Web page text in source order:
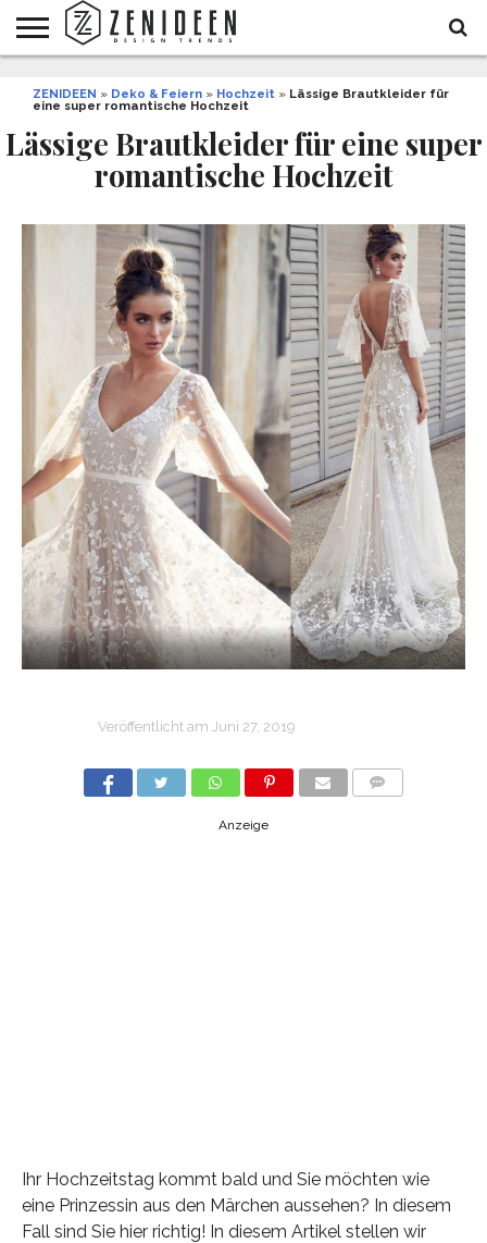
INNENDESIGN
ARCHITEKTUR
GARTEN
UND
LIFESTYLE
DEKO
&
DIY
STYLE
REZEPTE
GESUNDHEIT
WEIHNACHTEN
ZENIDEEN » Deko & Feiern » Hochzeit » Lässige Brautkleider für
eine super romantische Hochzeit
Lässige Brautkleider für eine super
romantische Hochzeit
Veröffentlicht am Juni 27, 2019
Anzeige
Ihr Hochzeitstag kommt bald und Sie möchten wie
eine Prinzessin aus den Märchen aussehen? In diesem
Fall sind Sie hier richtig! In diesem Artikel stellen wir